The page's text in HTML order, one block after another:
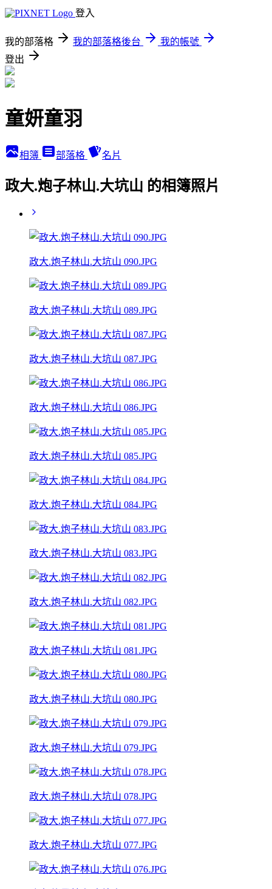
登入
我的部落格 我的部落格後台
我的帳號
登出
童妍童羽
相簿 部落格 名片
政大.炮子林山.大坑山 的相簿照片
政大.炮子林山.大坑山 090.JPG
政大.炮子林山.大坑山 089.JPG
政大.炮子林山.大坑山 087.JPG
政大.炮子林山.大坑山 086.JPG
政大.炮子林山.大坑山 085.JPG
政大.炮子林山.大坑山 084.JPG
政大.炮子林山.大坑山 083.JPG
政大.炮子林山.大坑山 082.JPG
政大.炮子林山.大坑山 081.JPG
政大.炮子林山.大坑山 080.JPG
政大.炮子林山.大坑山 079.JPG
政大.炮子林山.大坑山 078.JPG
政大.炮子林山.大坑山 077.JPG